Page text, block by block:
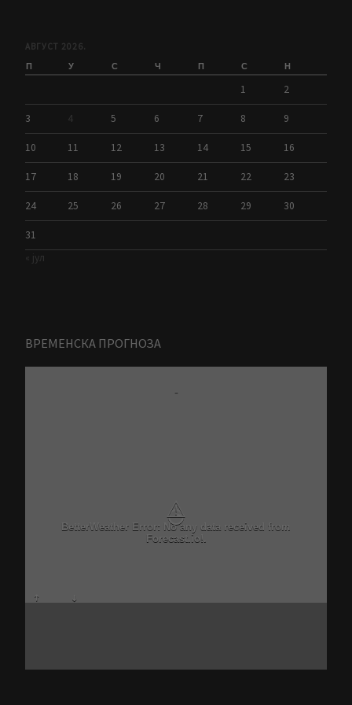
АВГУСТ 2026.
П У С Ч П С Н
1 2
3 4 5 6 7 8 9
10 11 12 13 14 15 16
17 18 19 20 21 22 23
24 25 26 27 28 29 30
31
« јул
ВРЕМЕНСКА ПРОГНОЗА
-
⚠
BetterWeather Error: No any data received from
Forecast.io!.